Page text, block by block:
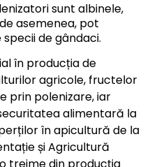
sunt albinele,
asemenea, pot
de gândaci.
în producția de
agricole, fructelor
prin polenizare, iar
alimentară la
în apicultură de la
și Agricultură